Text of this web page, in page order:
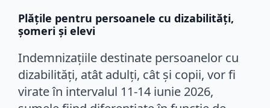
Plățile pentru persoanele cu dizabilități,
șomeri și elevi
Indemnizațiile destinate persoanelor cu
dizabilități, atât adulți, cât și copii, vor fi
virate în intervalul 11-14 iunie 2026,